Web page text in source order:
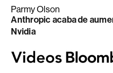
Parmy Olson
Anthropic acaba de
Nvidia